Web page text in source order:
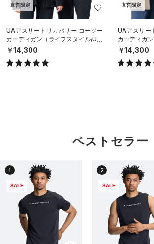
直営限定
UAアスリートリカバリー コージー
カーディガン（ライフスタイル/UNI
SEX）
￥14,300
直営限定
UAアスリー
カーディガ
SEX）
￥14,300
ベストセラー
1
SALE
2
SALE